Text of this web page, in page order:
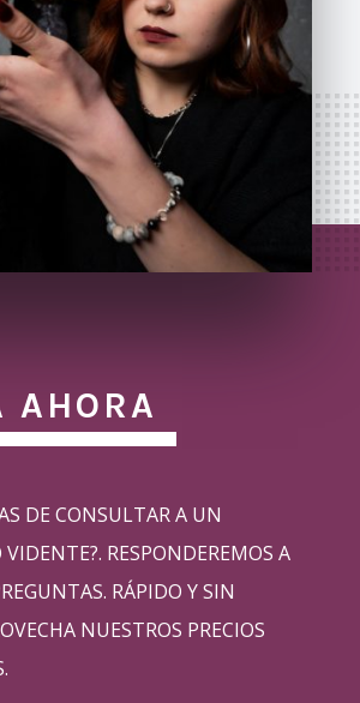
AHORA
DE CONSULTAR A UN
RESPONDEREMOS A
RÁPIDO Y SIN
NUESTROS PRECIOS